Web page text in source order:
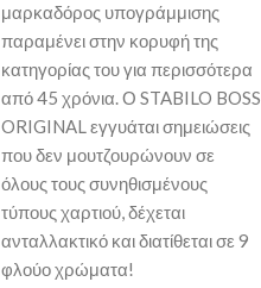
μαρκαδόρος υπογράμμισης
παραμένει στην κορυφή της
κατηγορίας του για περισσότερα
από 45 χρόνια. Ο STABILO BOSS
ORIGINAL εγγυάται σημειώσεις
που δεν μουτζουρώνουν σε
όλους τους συνηθισμένους
τύπους χαρτιού, δέχεται
ανταλλακτικό και διατίθεται σε 9
φλούο χρώματα!